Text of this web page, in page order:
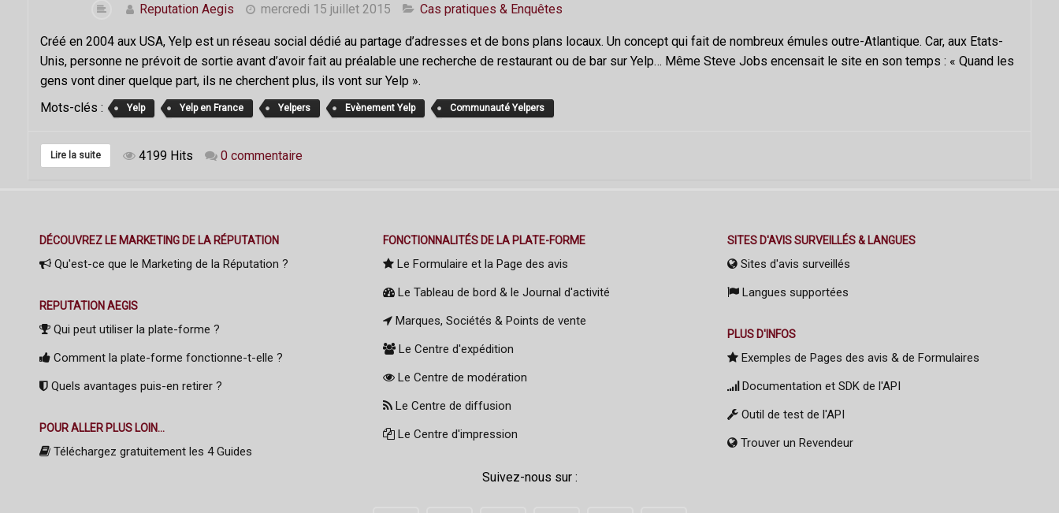
Reputation Aegis mercredi 15 juillet 2015 Cas pratiques & Enquêtes
Créé en 2004 aux USA, Yelp est un réseau social dédié au partage d’adresses et de bons plans locaux. Un concept qui fait de nombreux émules outre-Atlantique. Car, aux Etats-
Unis, personne ne prévoit de sortie avant d’avoir fait au préalable une recherche de restaurant ou de bar sur Yelp… Même Steve Jobs encensait le site en son temps : « Quand les
gens vont diner quelque part, ils ne cherchent plus, ils vont sur Yelp ».
Mots-clés :
Yelp Yelp en France Yelpers Evènement Yelp Communauté Yelpers
Lire la suite 4199 Hits 0 commentaire
DÉCOUVREZ LE MARKETING DE LA RÉPUTATION
Qu'est-ce que le Marketing de la Réputation ?
REPUTATION AEGIS
Qui peut utiliser la plate-forme ?
Comment la plate-forme fonctionne-t-elle ?
Quels avantages puis-en retirer ?
POUR ALLER PLUS LOIN...
Téléchargez gratuitement les 4 Guides
FONCTIONNALITÉS DE LA PLATE-FORME
Le Formulaire et la Page des avis
Le Tableau de bord & le Journal d'activité
Marques, Sociétés & Points de vente
Le Centre d'expédition
Le Centre de modération
Le Centre de diffusion
Le Centre d'impression
SITES D'AVIS SURVEILLÉS & LANGUES
Sites d'avis surveillés
Langues supportées
PLUS D'INFOS
Exemples de Pages des avis & de Formulaires
Documentation et SDK de l'API
Outil de test de l'API
Trouver un Revendeur
Suivez-nous sur :